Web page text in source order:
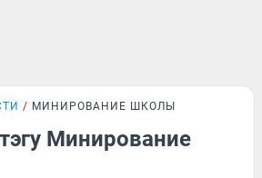
МИНИРОВАНИЕ ШКОЛЫ
Минирование